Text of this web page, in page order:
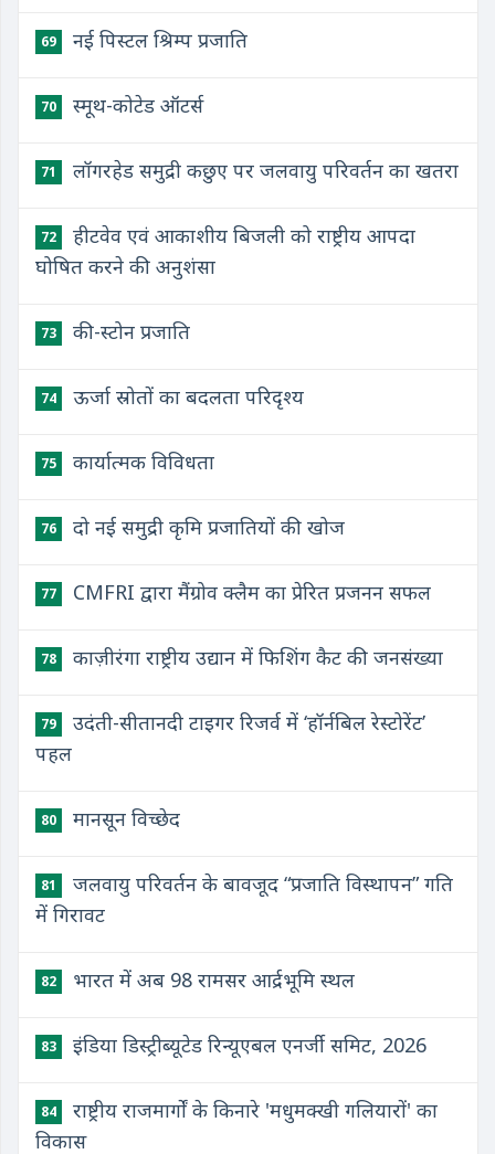
69 नई पिस्टल श्रिम्प प्रजाति
70 स्मूथ-कोटेड ऑटर्स
71 लॉगरहेड समुद्री कछुए पर जलवायु परिवर्तन का खतरा
72
हीटवेव एवं आकाशीय बिजली को राष्ट्रीय आपदा
घोषित करने की अनुशंसा
73 की-स्टोन प्रजाति
74 ऊर्जा स्रोतों का बदलता परिदृश्य
75 कार्यात्मक विविधता
76 दो नई समुद्री कृमि प्रजातियों की खोज
77 CMFRI द्वारा मैंग्रोव क्लैम का प्रेरित प्रजनन सफल
78 काज़ीरंगा राष्ट्रीय उद्यान में फिशिंग कैट की जनसंख्या
79
उदंती-सीतानदी टाइगर रिजर्व में ‘हॉर्नबिल रेस्टोरेंट’
पहल
80 मानसून विच्छेद
81
जलवायु परिवर्तन के बावजूद “प्रजाति विस्थापन” गति
में गिरावट
82 भारत में अब 98 रामसर आर्द्रभूमि स्थल
83 इंडिया डिस्ट्रीब्यूटेड रिन्यूएबल एनर्जी समिट, 2026
84
राष्ट्रीय राजमार्गों के किनारे 'मधुमक्खी गलियारों' का
विकास